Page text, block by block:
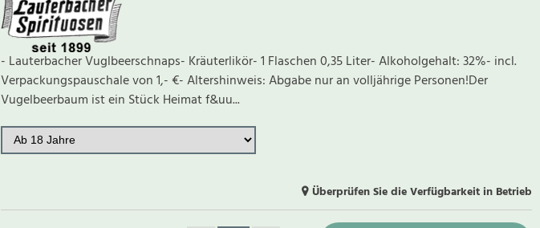
- Lauterbacher Vuglbeerschnaps- Kräuterlikör- 1 Flaschen 0,35 Liter- Alkoholgehalt: 32%- incl.
Verpackungspauschale von 1,- €- Altershinweis: Abgabe nur an volljährige Personen!Der
Vugelbeerbaum ist ein Stück Heimat f&uu...
Überprüfen Sie die Verfügbarkeit in Betrieb